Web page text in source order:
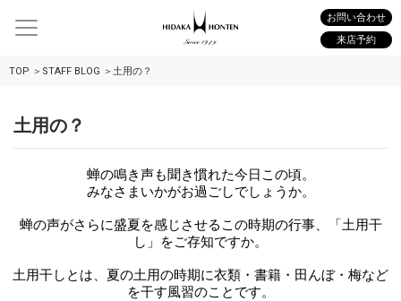
お問い合わせ
来店予約
TOP STAFF BLOG 土用の？
土用の？
蝉の鳴き声も聞き慣れた今日この頃。
みなさまいかがお過ごしでしょうか。
蝉の声がさらに盛夏を感じさせるこの時期の行事、「土用干
し」をご存知ですか。
土用干しとは、夏の土用の時期に衣類・書籍・田んぼ・梅など
を干す風習のことです。